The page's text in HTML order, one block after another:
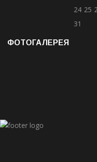
24 25
31
ФОТОГАЛЕРЕЯ